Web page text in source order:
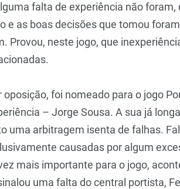
falta de experiência não
e as boas decisões que tomou
Provou, neste jogo, que
oposição, foi nomeado para o jogo
– Jorge Sousa. A sua já
uma arbitragem isenta de falhas.
causadas por algum
mais importante para o jogo,
uma falta do central portista,